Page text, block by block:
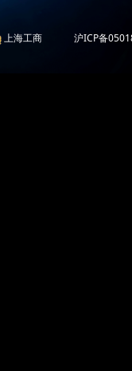
上海工商 沪ICP备